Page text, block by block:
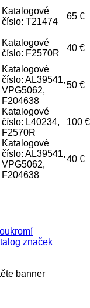
Katalogové
číslo: T21474
65 €
Katalogové
číslo: F2570R
40 €
Katalogové
číslo: AL39541,
VPG5062,
F204638
50 €
Katalogové
číslo: L40234,
F2570R
100 €
Katalogové
číslo: AL39541,
VPG5062,
F204638
40 €
značek
banner